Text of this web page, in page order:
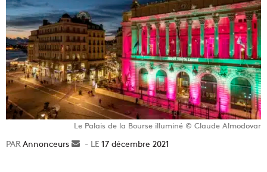
Le Palais de la Bourse illuminé © Claude Almodovar
Annonceurs
Envoyer17 décembre 2021